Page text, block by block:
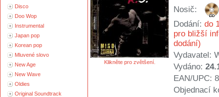
Disco
Doo Wop
Instrumental
Japan pop
Korean pop
Mluvené slovo
New Age
New Wave
Oldies
Original Soundtrack
Klikněte pro zvětšení.
Nosič:
Dodání: do
pro bližší
dodání)
Vydavatel:
Vydáno:
EAN/UPC:
Objednací